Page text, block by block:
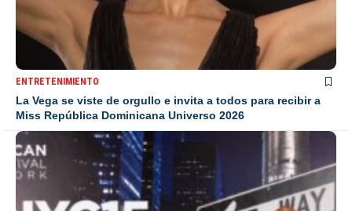
ENTRETENIMIENTO
La Vega se viste de orgullo e invita a todos para recibir a
Miss República Dominicana Universo 2026